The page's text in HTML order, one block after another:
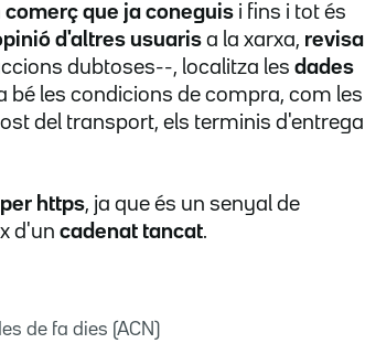
comerç que ja coneguis i fins i tot és
d'altres usuaris a la xarxa, revisa
dubtoses--, localitza les dades
bé les condicions de compra, com les
del transport, els terminis d'entrega
https, ja que és un senyal de
d'un cadenat tancat.
de fa dies (ACN)